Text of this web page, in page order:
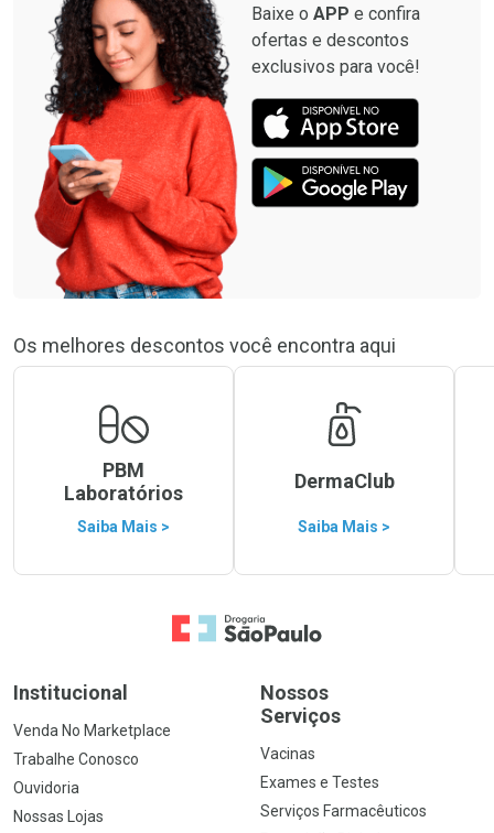
Baixe o APP e confira
ofertas e descontos
exclusivos para você!
Os melhores descontos você encontra aqui
PBM
Laboratórios
Saiba Mais >
DermaClub
Saiba Mais >
Ir para a Home
Institucional
Venda No Marketplace
Trabalhe Conosco
Ouvidoria
Nossas Lojas
Nossos
Serviços
Vacinas
Exames e Testes
Serviços Farmacêuticos